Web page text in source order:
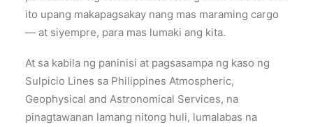
ito upang makapagsakay nang mas maraming cargo
— at siyempre, para mas lumaki ang kita.
At sa kabila ng paninisi at pagsasampa ng kaso ng
Sulpicio Lines sa Philippines Atmospheric,
Geophysical and Astronomical Services, na
pinagtawanan lamang nitong huli, lumalabas na